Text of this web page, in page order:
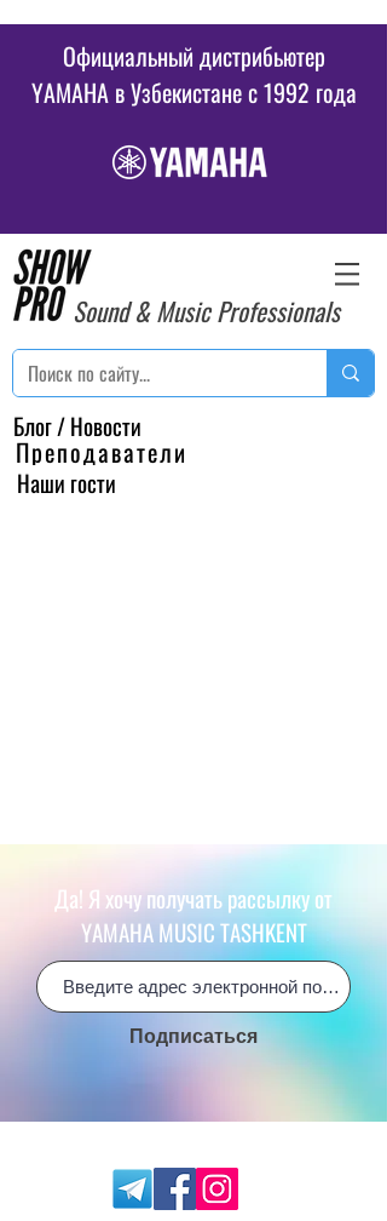
Официальный дистрибьютер
YAMAHA в Узбекистане c 1992 года
Sound & Music Professionals
Блог / Новости
Преподаватели
Наши гости
Да! Я хочу получать рассылку от
YAMAHA MUSIC TASHKENT
Подписаться